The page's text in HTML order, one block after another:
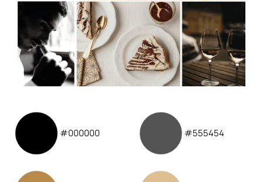
#000000 #555454